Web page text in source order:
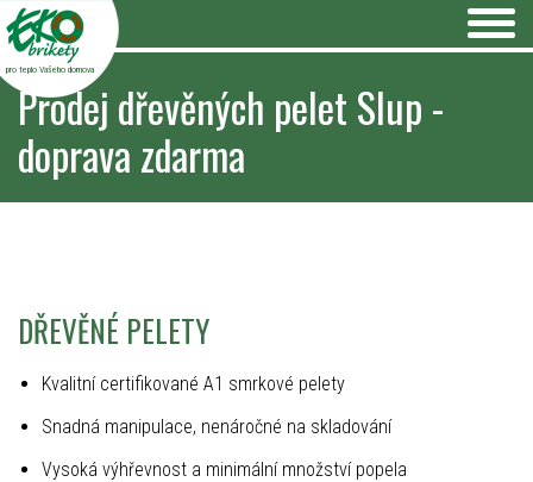
pro teplo Vašeho domova
Prodej dřevěných pelet Slup -
doprava zdarma
DŘEVĚNÉ PELETY
Kvalitní certifikované A1 smrkové pelety
Snadná manipulace, nenáročné na skladování
Vysoká výhřevnost a minimální množství popela